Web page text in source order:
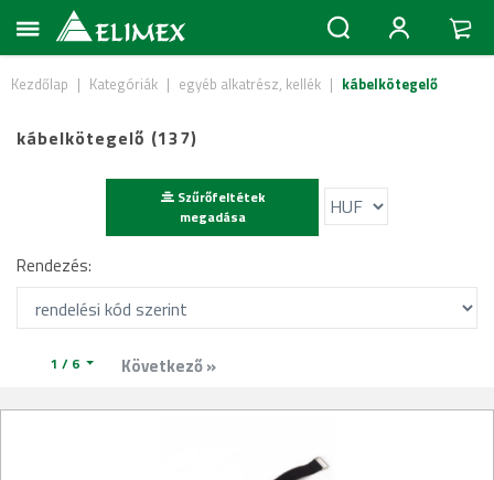
Kezdőlap | Kategóriák | egyéb alkatrész, kellék | kábelkötegelő
kábelkötegelő (137)
Szűrőfeltétek
megadása
Rendezés:
1 / 6 Következő »